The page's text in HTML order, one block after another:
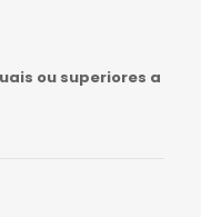
ou superiores a